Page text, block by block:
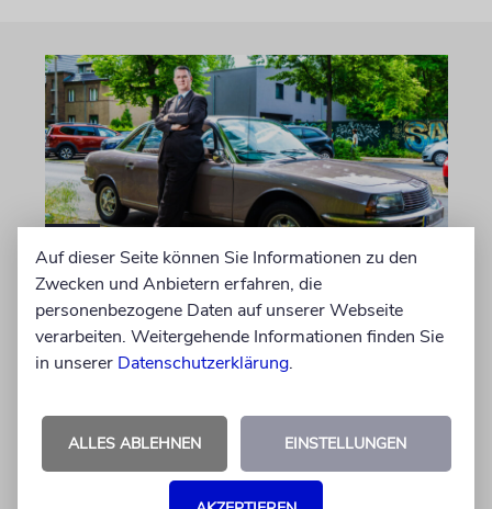
PORTRÄT
Stil auf Rädern
Der Swing-Musiker Andrej Hermlin sammelt
Garage zu bewundern. Ein Besuch in Pankow
von Imanuel Marcus
Auf dieser Seite können Sie Informationen zu den
Zwecken und Anbietern erfahren, die
personenbezogene Daten auf unserer Webseite
verarbeiten. Weitergehende Informationen finden Sie
in unserer Datenschutzerklärung.
ALLES ABLEHNEN EINSTELLUNGEN